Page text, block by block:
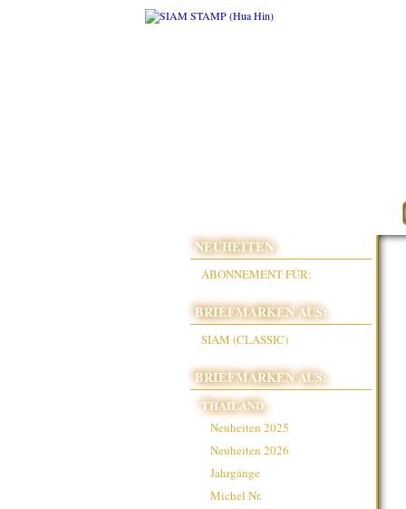
NEUHEITEN
ABONNEMENT FÜR:
BRIEFMARKEN AUS:
SIAM (CLASSIC)
BRIEFMARKEN AUS:
THAILAND
Neuheiten 2025
Neuheiten 2026
Jahrgänge
Michel Nr.